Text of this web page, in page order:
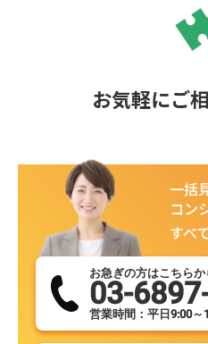
お気軽にご
一括
コン
すべ
お急ぎの方はこちらか
03-
営業時間：平日9:00～